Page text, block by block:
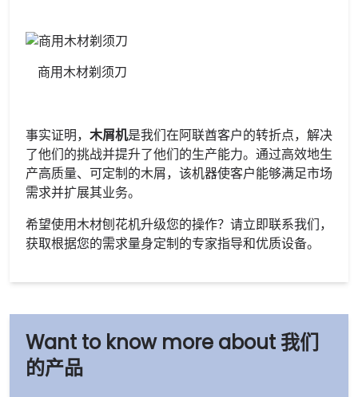
我们
的产品
商用木材剃须刀
事实证明， 木屑机是我们在阿联酋客户的转折点，解决
了他们的挑战并提升了他们的生产能力。通过高效地生
产高质量、可定制的木屑，该机器使客户能够满足市场
需求并扩展其业务。
希望使用木材刨花机升级您的操作？请立即联系我们，
获取根据您的需求量身定制的专家指导和优质设备。